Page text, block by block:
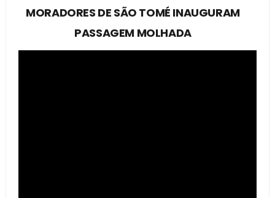
MORADORES DE SÃO TOMÉ INAUGURAM
PASSAGEM MOLHADA